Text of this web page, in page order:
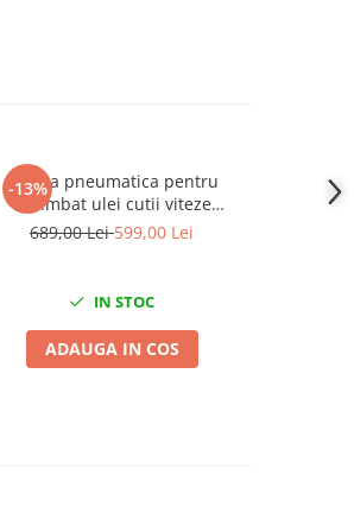
-13%
Pompa pneumatica pentru
schimbat ulei cutii viteze
automate 10 litri 13 adaptoare
689,00 Lei599,00 Lei
IN STOC
ADAUGA IN COS
Kit